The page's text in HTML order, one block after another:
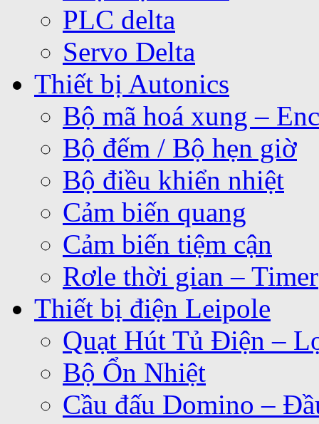
PLC delta
Servo Delta
Thiết bị Autonics
Bộ mã hoá xung –
Bộ đếm / Bộ hẹn giờ
Bộ điều khiển nhiệt
Cảm biến quang
Cảm biến tiệm cận
Rơle thời gian – Timer
Thiết bị điện Leipole
Quạt Hút Tủ Điện –
Bộ Ổn Nhiệt
Cầu đấu Domino –